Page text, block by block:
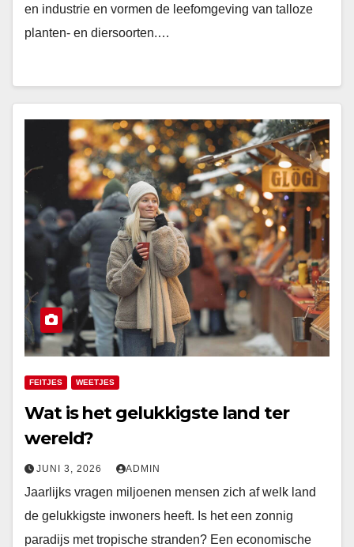
en industrie en vormen de leefomgeving van talloze
planten- en diersoorten.…
FEITJES WEETJES
Wat is het gelukkigste land ter
wereld?
JUNI 3, 2026 ADMIN
Jaarlijks vragen miljoenen mensen zich af welk land
de gelukkigste inwoners heeft. Is het een zonnig
paradijs met tropische stranden? Een economische